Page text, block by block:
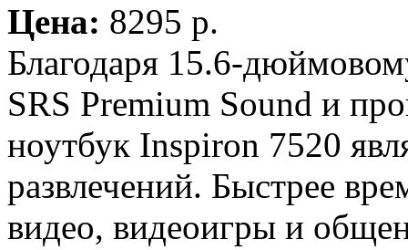
Цена: 8295 p.
Благодаря 15.6-
SRS Premium Sound и
ноутбук Inspiron 7520
развлечений. Быстрее
видео, видеоигры и